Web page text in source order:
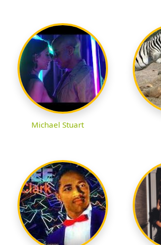
Michael Stuart